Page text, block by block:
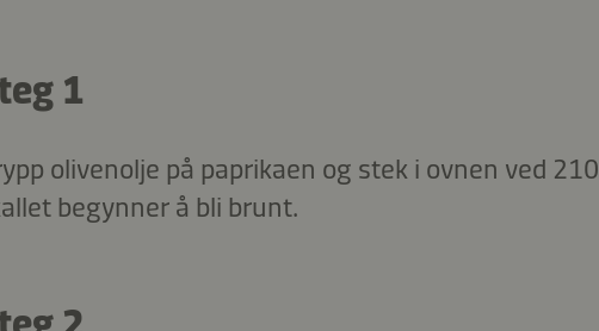
1
olivenolje på paprikaen og stek i ovnen ved
begynner å bli brunt.